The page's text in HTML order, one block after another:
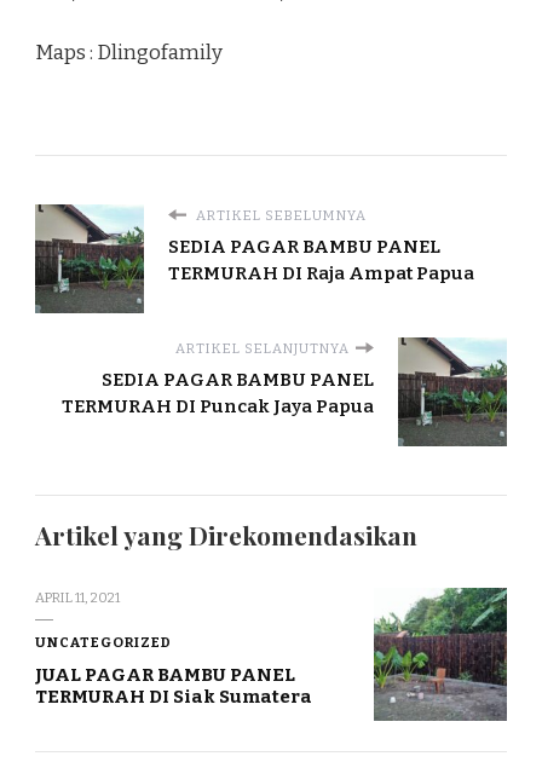
Maps : Dlingofamily
ARTIKEL SEBELUMNYA
SEDIA PAGAR BAMBU PANEL
TERMURAH DI Raja Ampat Papua
ARTIKEL SELANJUTNYA
SEDIA PAGAR BAMBU PANEL
TERMURAH DI Puncak Jaya Papua
Artikel yang Direkomendasikan
APRIL 11, 2021
UNCATEGORIZED
JUAL PAGAR BAMBU PANEL
TERMURAH DI Siak Sumatera